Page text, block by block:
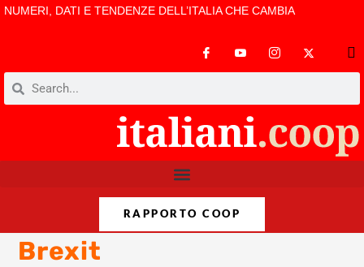
NUMERI, DATI E TENDENZE DELL’ITALIA CHE CAMBIA
RAPPORTO COOP
Brexit